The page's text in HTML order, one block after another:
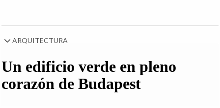
ARQUITECTURA
Un edificio verde en pleno
corazón de Budapest